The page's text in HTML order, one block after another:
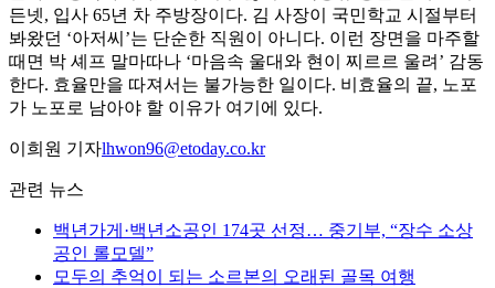
든넷, 입사 65년 차 주방장이다. 김 사장이 국민학교 시절부터
봐왔던 ‘아저씨’는 단순한 직원이 아니다. 이런 장면을 마주할
때면 박 셰프 말마따나 ‘마음속 울대와 현이 찌르르 울려’ 감동
한다. 효율만을 따져서는 불가능한 일이다. 비효율의 끝, 노포
가 노포로 남아야 할 이유가 여기에 있다.
이희원 기자lhwon96@etoday.co.kr
관련 뉴스
백년가게·백년소공인 174곳 선정… 중기부, “장수 소상
공인 롤모델”
모두의 추억이 되는 소르본의 오래된 골목 여행